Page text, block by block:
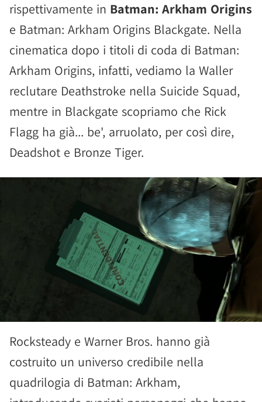
rispettivamente in Batman: Arkham Origins
e Batman: Arkham Origins Blackgate. Nella
cinematica dopo i titoli di coda di Batman:
Arkham Origins, infatti, vediamo la Waller
reclutare Deathstroke nella Suicide Squad,
mentre in Blackgate scopriamo che Rick
Flagg ha già... be', arruolato, per così dire,
Deadshot e Bronze Tiger.
Rocksteady e Warner Bros. hanno già
costruito un universo credibile nella
quadrilogia di Batman: Arkham,